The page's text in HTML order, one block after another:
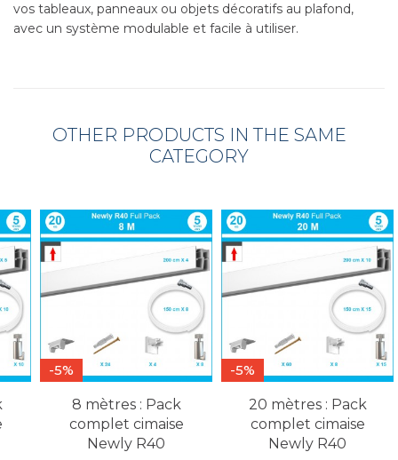
vos tableaux, panneaux ou objets décoratifs au plafond,
avec un système modulable et facile à utiliser.
OTHER PRODUCTS IN THE SAME
CATEGORY
-5%
8 mètres : Pack
complet cimaise
Newly R40
-5%
20 mètres : Pack
complet cimaise
Newly R40